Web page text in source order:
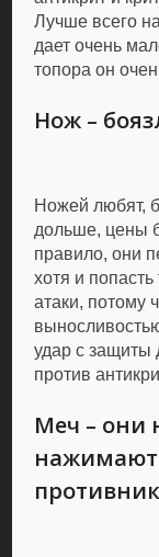
Лучше всего
дает очень
топора он
Нож –
Ножей любят,
дольше, цены
правило, они
хотя и
атаки, потому
удар с защиты
против
Меч – они
нажимают